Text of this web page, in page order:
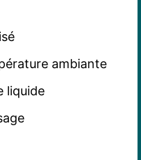
ambiante
liquide